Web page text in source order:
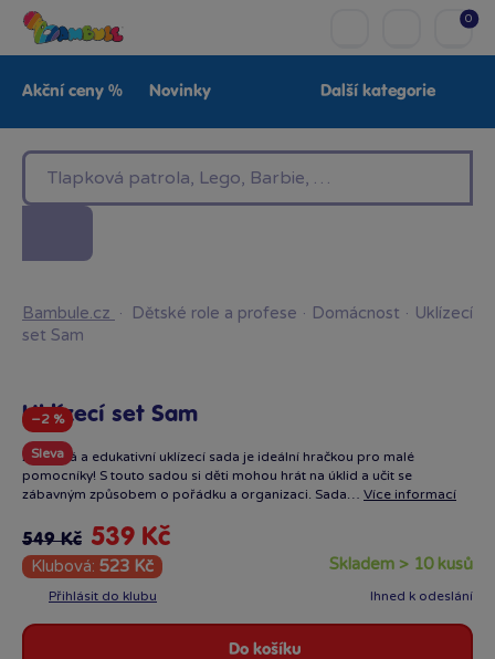
0
Akční ceny % Novinky
Baby Značky
Další kategorie
Bambule.cz · Dětské role a profese · Domácnost · Uklízecí
set Sam
−2 %
Sleva
Uklízecí set Sam
Zábavná a edukativní uklízecí sada je ideální hračkou pro malé
pomocníky! S touto sadou si děti mohou hrát na úklid a učit se
zábavným způsobem o pořádku a organizaci. Sada… Více informací
549 Kč 539 Kč
Klubová: 523 Kč
Přihlásit do klubu
skladem > 10 kusů
Ihned k odeslání
Do košíku